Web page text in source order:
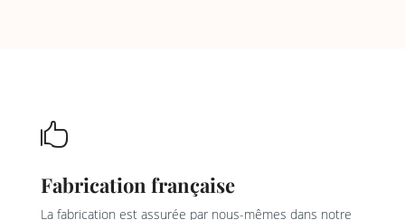

Fabrication française
La fabrication est assurée par nous-mêmes dans notre